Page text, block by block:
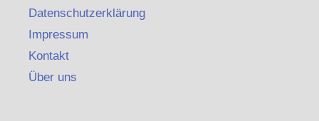
Datenschutzerklärung
Impressum
Kontakt
Über uns